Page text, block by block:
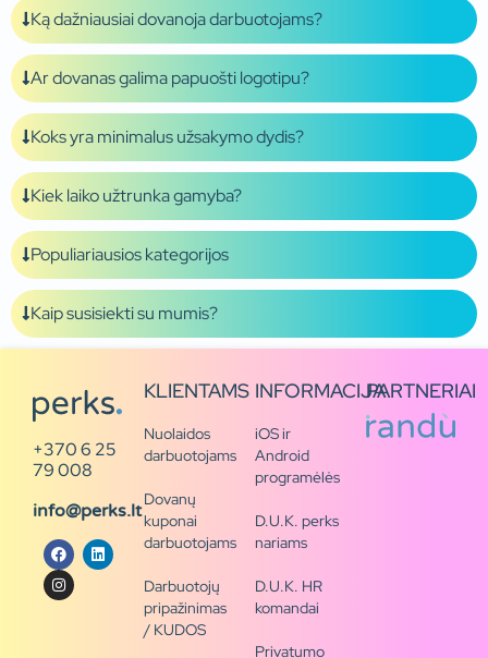
Ką dažniausiai dovanoja darbuotojams?
Ar dovanas galima papuošti logotipu?
Koks yra minimalus užsakymo dydis?
Kiek laiko užtrunka gamyba?
Populiariausios kategorijos
Kaip susisiekti su mumis?
+370 6 25
79 008
info@perks.lt
KLIENTAMS
Nuolaidos
darbuotojams
Dovanų
kuponai
darbuotojams
Darbuotojų
pripažinimas
/ KUDOS
INFORMACIJA
iOS ir
Android
programėlės
D.U.K. perks
nariams
D.U.K. HR
komandai
Privatumo
PARTNERIAI